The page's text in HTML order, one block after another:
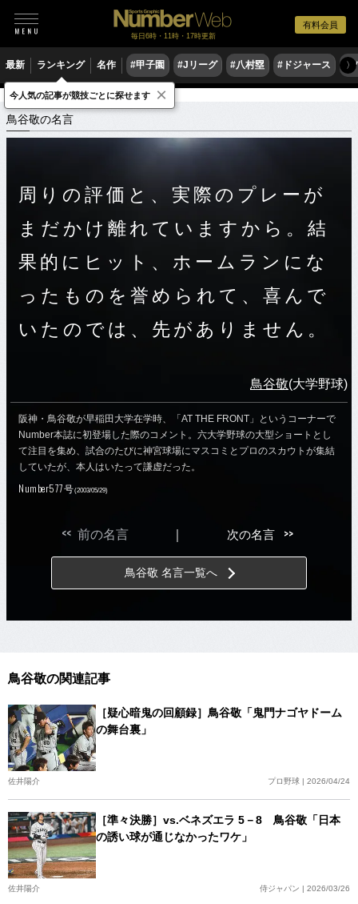
有料会員
毎日6時・11時・17時更新
最新 ランキング 名作 #甲子園 #Jリーグ #八村塁 #ドジャース #
〉
スポーツ名言集 ト 鳥谷敬の名言
鳥谷敬の名言
周りの評価と、実際のプレーが
まだかけ離れていますから。結
果的にヒット、ホームランにな
ったものを誉められて、喜んで
いたのでは、先がありません。
鳥谷敬(大学野球)
阪神・鳥谷敬が早稲田大学在学時、「AT THE FRONT」というコーナーで
Number本誌に初登場した際のコメント。六大学野球の大型ショートとし
て注目を集め、試合のたびに神宮球場にマスコミとプロのスカウトが集結
していたが、本人はいたって謙虚だった。
Number577号(2003/05/29)
<< 前の名言 次の名言 >>
鳥谷敬 名言一覧へ
鳥谷敬の関連記事
［疑心暗鬼の回顧録］鳥谷敬「鬼門ナゴヤドーム
の舞台裏」
佐井陽介 プロ野球 | 2026/04/24
［準々決勝］vs.ベネズエラ 5－8 鳥谷敬「日本
の誘い球が通じなかったワケ」
佐井陽介 侍ジャパン | 2026/03/26
今人気の記事が競技ごとに探せます ×